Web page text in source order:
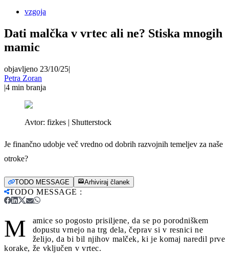
vzgoja
Dati malčka v vrtec ali ne? Stiska mnogih
mamic
objavljeno 23/10/25|
Petra Zoran
|4 min branja
Avtor: fizkes | Shutterstock
Je finančno udobje več vredno od dobrih razvojnih temeljev za naše
otroke?
TODO MESSAGE Arhiviraj članek
TODO MESSAGE :
M
amice so pogosto prisiljene, da se po porodniškem
dopustu vrnejo na trg dela, čeprav si v resnici ne
želijo, da bi bil njihov malček, ki je komaj naredil prve
korake, že vključen v vrtec.